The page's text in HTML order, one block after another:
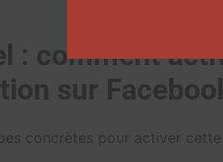
: comment
sur
concrètes pour activer